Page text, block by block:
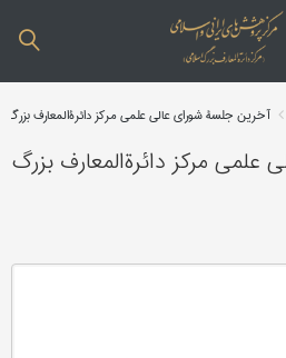
آخرین جلسۀ شورای عالی علمی مرکز دائرةالمعارف
مرکز دائرةالمعارف بزرگ